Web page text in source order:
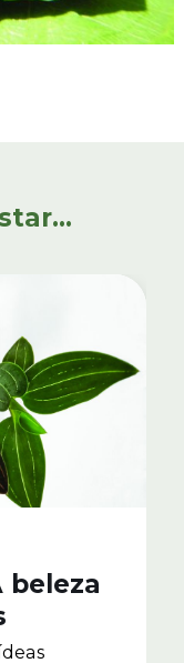
beleza